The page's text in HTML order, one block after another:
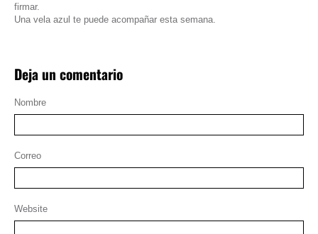
firmar.
Una vela azul te puede acompañar esta semana.
Deja un comentario
Nombre
Correo
Website